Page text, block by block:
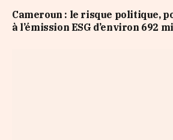
Cameroun : le risque politique,
à l’émission ESG d’environ 692